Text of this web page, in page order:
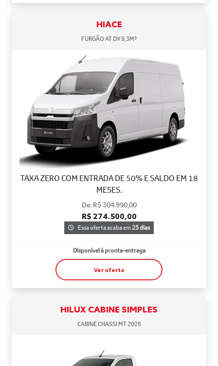
HIACE
FURGÃO AT DX 9,3M³
TAXA ZERO COM ENTRADA DE 50% E SALDO EM 18
MESES.
De: R$ 304.990,00
R$ 274.500,00
Essa oferta acaba em25 dias
Disponível à pronta-entrega
Ver oferta
HILUX CABINE SIMPLES
CABINE CHASSI MT 2026